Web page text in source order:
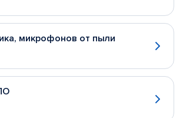
микрофонов от пыли